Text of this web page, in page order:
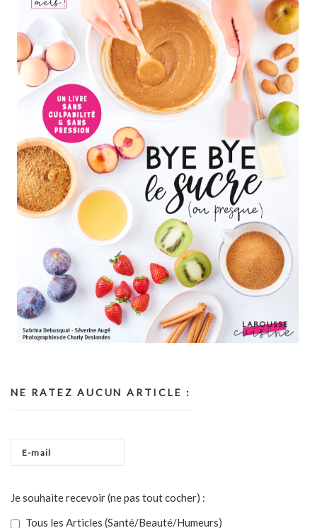
NE RATEZ AUCUN ARTICLE :
Je souhaite recevoir (ne pas tout cocher) :
Tous les Articles (Santé/Beauté/Humeurs)